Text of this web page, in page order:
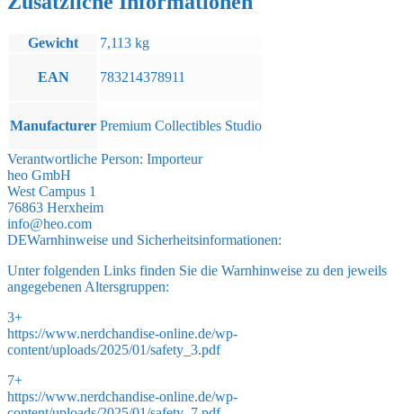
Gewicht 7,113 kg
EAN 783214378911
Manufacturer Premium Collectibles Studio
Verantwortliche Person: Importeur
heo GmbH
West Campus 1
76863 Herxheim
info@heo.com
DEWarnhinweise und Sicherheitsinformationen:
Unter folgenden Links finden Sie die Warnhinweise zu den jeweils
angegebenen Altersgruppen:
3+
https://www.nerdchandise-online.de/wp-
content/uploads/2025/01/safety_3.pdf
7+
https://www.nerdchandise-online.de/wp-